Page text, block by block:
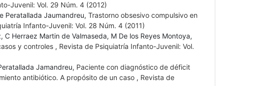
Juvenil: Vol. 29 Núm. 4 (2012)
Peratallada Jaumandreu, Trastorno obsesivo compulsivo en
Infanto-Juvenil: Vol. 28 Núm. 4 (2011)
Herraez Martin de Valmaseda, M De los Reyes Montoya,
y controles , Revista de Psiquiatría Infanto-Juvenil: Vol.
Jamandreu, Paciente con diagnóstico de déficit
antibiótico. A propósito de un caso , Revista de